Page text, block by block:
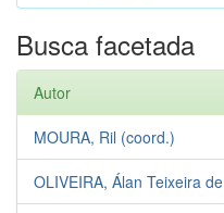
Busca facetada
Autor
MOURA, Ril (coord.)
OLIVEIRA, Álan Teixeira de